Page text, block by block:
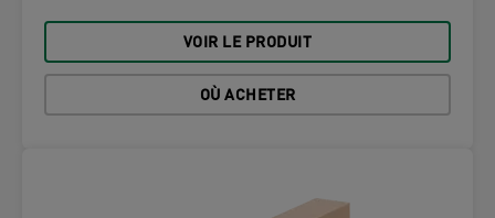
VOIR LE PRODUIT
OÙ ACHETER